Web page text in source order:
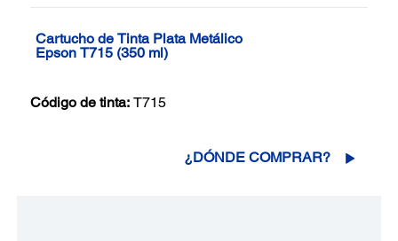
Cartucho de Tinta Plata Metálico
Epson T715 (350 ml)
Código de tinta: T715
¿DÓNDE COMPRAR?